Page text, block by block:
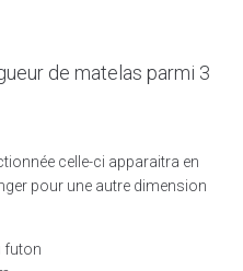
de matelas parmi 3
celle-ci apparaitra en
pour une autre dimension
futon